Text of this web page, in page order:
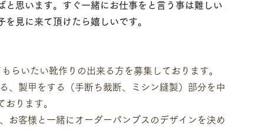
と思います。すぐ一緒にお仕事をと言う事は難しい
見に来て頂けたら嬉しいです。
らいたい靴作りの出来る方を募集しております。
、製甲をする（手断ち裁断、ミシン縫製）部分を中
ります。
お客様と一緒にオーダーパンプスのデザインを決め